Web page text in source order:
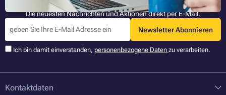
Die neuesten Nachrichten und Aktionen direkt per E-Mail.
Newsletter Abonnieren
Ich bin damit einverstanden, personenbezogene Daten zu verarbeiten.
Kontaktdaten